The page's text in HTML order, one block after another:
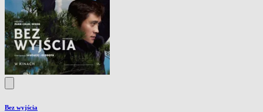
Bez wyjścia